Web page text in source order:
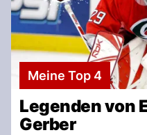
Meine Top 4
Legenden von
Gerber